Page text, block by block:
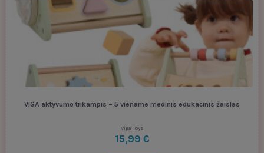
VIGA aktyvumo trikampis – 5 viename medinis edukacinis žaislas
Viga Toys
15,99 €